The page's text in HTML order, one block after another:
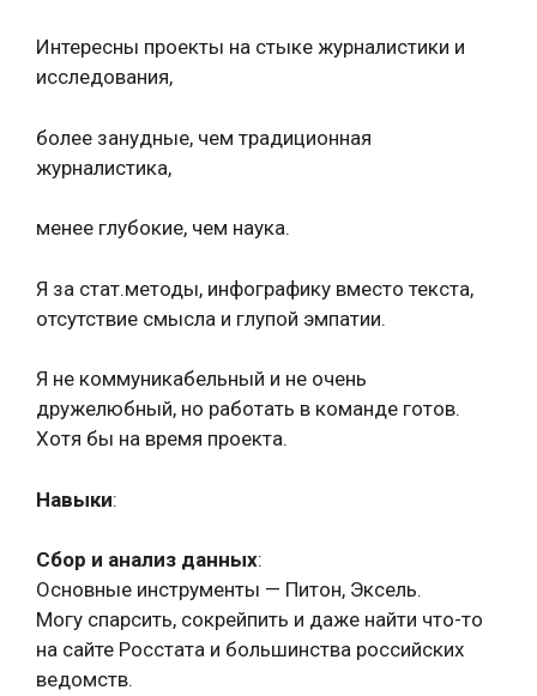
Интересны проекты на стыке журналистики и
исследования,
более занудные, чем традиционная
журналистика,
менее глубокие, чем наука.
Я за стат.методы, инфографику вместо текста,
отсутствие смысла и глупой эмпатии.
Я не коммуникабельный и не очень
дружелюбный, но работать в команде готов.
Хотя бы на время проекта.
Навыки:
Сбор и анализ данных:
Основные инструменты — Питон, Эксель.
Могу спарсить, сокрейпить и даже найти что-то
на сайте Росстата и большинства российских
ведомств.